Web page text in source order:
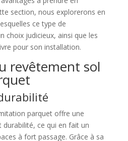
section, nous explorerons en
ce type de
choix judicieux, ainsi que les
pour son installation.
revêtement sol
parquet offre une
durabilité, ce qui en fait un
à fort passage. Grâce à sa